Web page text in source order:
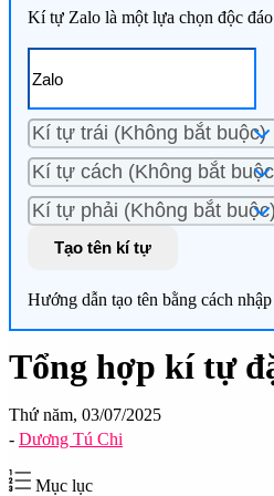
Kí tự Zalo là một lựa chọn độc
Tạo tên kí tự
Hướng dẫn tạo tên bằng cách nhập
Tổng hợp kí tự
Thứ năm, 03/07/2025
- Dương Tú Chi
Mục lục